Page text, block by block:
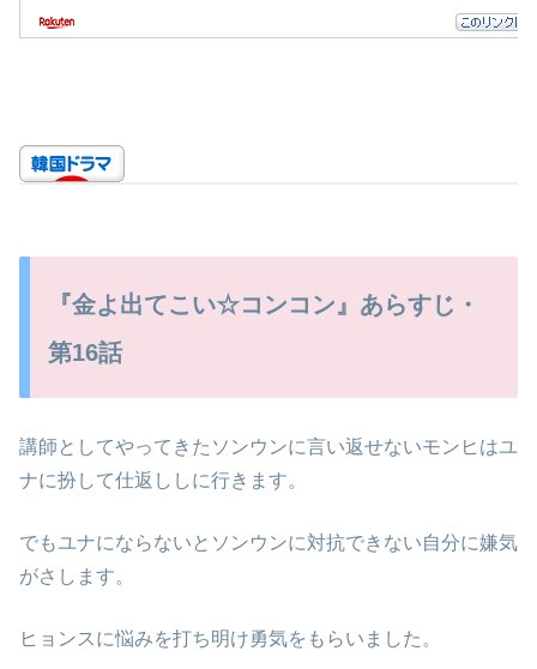
『金よ出てこい☆コンコン』あらすじ・
第16話
講師としてやってきたソンウンに言い返せないモンヒはユ
ナに扮して仕返ししに行きます。
でもユナにならないとソンウンに対抗できない自分に嫌気
がさします。
ヒョンスに悩みを打ち明け勇気をもらいました。